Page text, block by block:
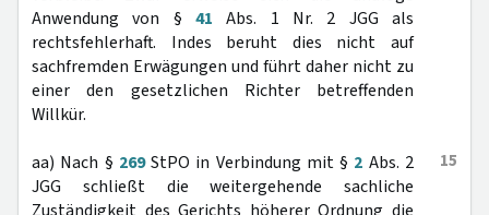
Anwendung von § 41 Abs. 1 Nr. 2 JGG als
rechtsfehlerhaft. Indes beruht dies nicht auf
sachfremden Erwägungen und führt daher nicht zu
einer den gesetzlichen Richter betreffenden
Willkür.
15
aa) Nach § 269StPO in Verbindung mit § 2 Abs. 2
JGG schließt die weitergehende sachliche